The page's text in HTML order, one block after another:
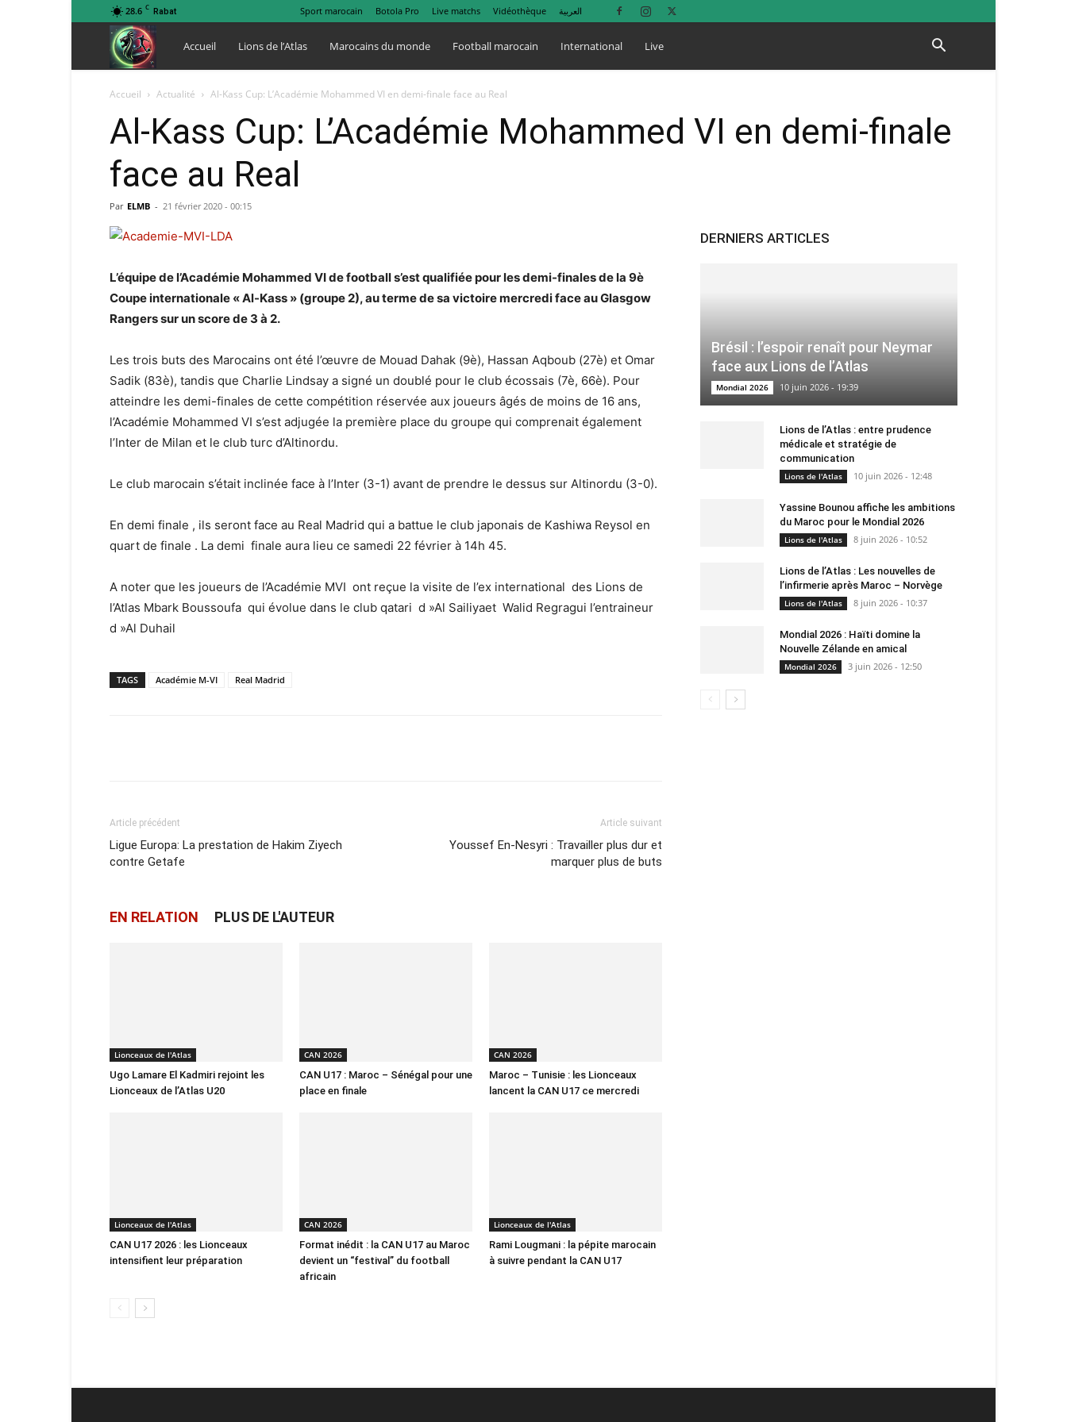
28.6 C Rabat Sport marocain Botola Pro Live matchs Vidéothèque العربية
Lions
de
l
Atlas
Accueil Lions de l’Atlas Marocains du monde Football marocain International Live
Accueil Actualité Al-Kass Cup: L’Académie Mohammed VI en demi-finale face au Real
Al-Kass Cup: L’Académie Mohammed VI en demi-finale
face au Real
Par ELMB - 21 février 2020 - 00:15
L’équipe de l’Académie Mohammed VI de football s’est qualifiée pour les demi-finales de la 9è
Coupe internationale « Al-Kass » (groupe 2), au terme de sa victoire mercredi face au Glasgow
Rangers sur un score de 3 à 2.
Les trois buts des Marocains ont été l’œuvre de Mouad Dahak (9è), Hassan Aqboub (27è) et Omar
Sadik (83è), tandis que Charlie Lindsay a signé un doublé pour le club écossais (7è, 66è). Pour
atteindre les demi-finales de cette compétition réservée aux joueurs âgés de moins de 16 ans,
l’Académie Mohammed VI s’est adjugée la première place du groupe qui comprenait également
l’Inter de Milan et le club turc d’Altinordu.
Le club marocain s’était inclinée face à l’Inter (3-1) avant de prendre le dessus sur Altinordu (3-0).
En demi finale , ils seront face au Real Madrid qui a battue le club japonais de Kashiwa Reysol en
quart de finale . La demi finale aura lieu ce samedi 22 février à 14h 45.
A noter que les joueurs de l’Académie MVI ont reçue la visite de l’ex international des Lions de
l’Atlas Mbark Boussoufa qui évolue dans le club qatari d »Al Sailiyaet Walid Regragui l’entraineur
d »Al Duhail
TAGS Académie M-VI Real Madrid
Article précédent
Ligue Europa: La prestation de Hakim Ziyech
contre Getafe
Article suivant
Youssef En-Nesyri : Travailler plus dur et
marquer plus de buts
EN RELATION PLUS DE L'AUTEUR
Lionceaux de l'Atlas
Ugo Lamare El Kadmiri rejoint les
Lionceaux de l’Atlas U20
CAN 2026
CAN U17 : Maroc – Sénégal pour une
place en finale
CAN 2026
Maroc – Tunisie : les Lionceaux
lancent la CAN U17 ce mercredi
Lionceaux de l'Atlas
CAN U17 2026 : les Lionceaux
intensifient leur préparation
CAN 2026
Format inédit : la CAN U17 au Maroc
devient un “festival” du football
africain
Lionceaux de l'Atlas
Rami Lougmani : la pépite marocain
à suivre pendant la CAN U17
DERNIERS ARTICLES
Brésil : l’espoir renaît pour Neymar
face aux Lions de l’Atlas
Mondial 2026 10 juin 2026 - 19:39
Lions de l’Atlas : entre prudence
médicale et stratégie de
communication
Lions de l'Atlas 10 juin 2026 - 12:48
Yassine Bounou affiche les ambitions
du Maroc pour le Mondial 2026
Lions de l'Atlas 8 juin 2026 - 10:52
Lions de l’Atlas : Les nouvelles de
l’infirmerie après Maroc – Norvège
Lions de l'Atlas 8 juin 2026 - 10:37
Mondial 2026 : Haïti domine la
Nouvelle Zélande en amical
Mondial 2026 3 juin 2026 - 12:50